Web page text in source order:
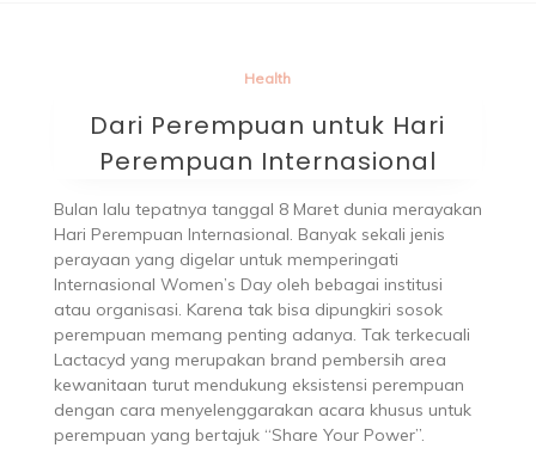
Health
Dari Perempuan untuk Hari
Perempuan Internasional
Bulan lalu tepatnya tanggal 8 Maret dunia merayakan
Hari Perempuan Internasional. Banyak sekali jenis
perayaan yang digelar untuk memperingati
Internasional Women’s Day oleh bebagai institusi
atau organisasi. Karena tak bisa dipungkiri sosok
perempuan memang penting adanya. Tak terkecuali
Lactacyd yang merupakan brand pembersih area
kewanitaan turut mendukung eksistensi perempuan
dengan cara menyelenggarakan acara khusus untuk
perempuan yang bertajuk “Share Your Power”.